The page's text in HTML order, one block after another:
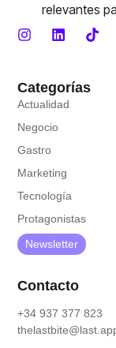
relevantes
Categorías
Actualidad
Negocio
Gastro
Marketing
Tecnología
Protagonistas
Newsletter
Contacto
+34 937 377 823